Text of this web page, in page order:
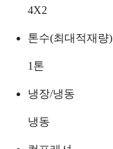
4X2
톤수(최대적재량)
1 톤
냉장/냉동
냉동